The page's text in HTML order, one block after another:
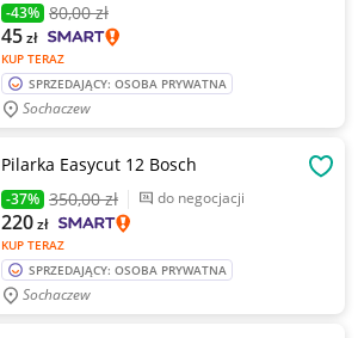
-43% 80,00 zł
KUP TERAZ
45zł
SPRZEDAJĄCY: OSOBA PRYWATNA
Sochaczew
Pilarka Easycut 12 Bosch
-37% 350,00 zł do negocjacji
KUP TERAZ
220zł
SPRZEDAJĄCY: OSOBA PRYWATNA
Sochaczew